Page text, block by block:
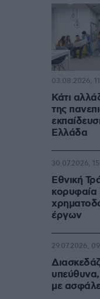
Κάτι
της
Ελλάδα
03.08.2026,
Εθνική
κορυφαία
έργων
30.07.2026,
με
29.07.2026,